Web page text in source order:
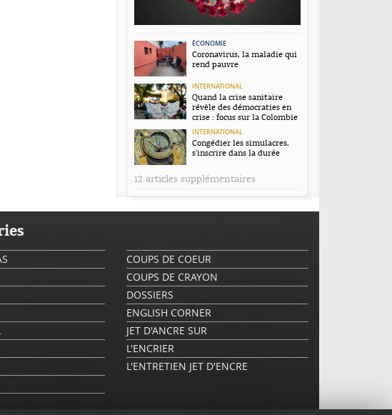
ÉCONOMIE
Coronavirus, la maladie qui
rend pauvre
INTERNATIONAL
Quand la crise sanitaire
révèle des démocraties en
crise : focus sur la Colombie
INTERNATIONAL
Congédier les simulacres,
s’inscrire dans la durée
12 articles supplémentaires
COUPS DE COEUR
COUPS DE CRAYON
DOSSIERS
ENGLISH CORNER
JET D'ANCRE SUR
L'ENCRIER
L'ENTRETIEN JET D'ENCRE